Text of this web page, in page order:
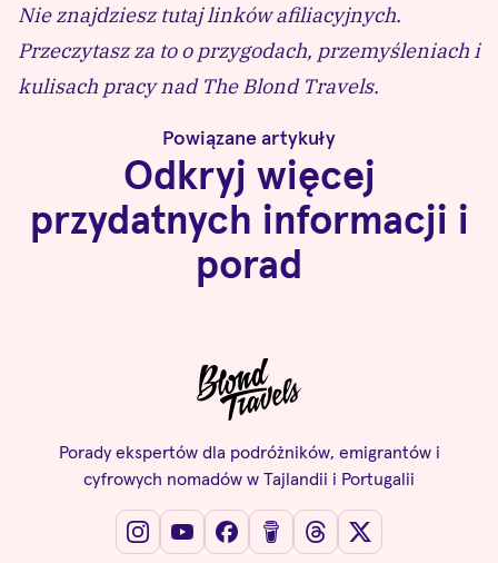
Nie znajdziesz tutaj linków afiliacyjnych.
Przeczytasz za to o przygodach, przemyśleniach i
kulisach pracy nad The Blond Travels.
Powiązane artykuły
Odkryj więcej
przydatnych informacji i
porad
Porady ekspertów dla podróżników, emigrantów i
cyfrowych nomadów w Tajlandii i Portugalii